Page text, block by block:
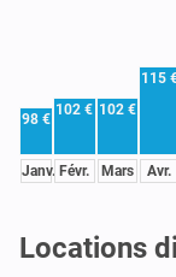
98 €
Janv.
102 €
Févr.
102 €
Mars
115
Avr.
Locations